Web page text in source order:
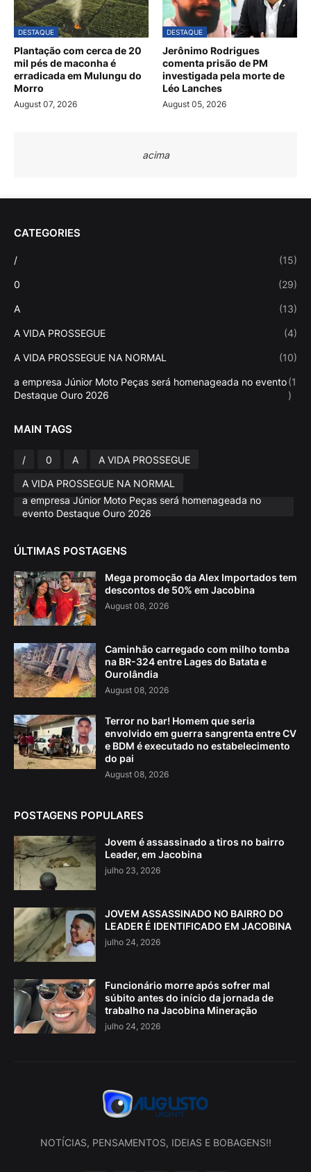
DESTAQUE
Plantação com cerca de 20
mil pés de maconha é
erradicada em Mulungu do
Morro
August 07, 2026
DESTAQUE
Jerônimo Rodrigues
comenta prisão de PM
investigada pela morte de
Léo Lanches
August 05, 2026
acima
CATEGORIES
/ (15)
0 (29)
A (13)
A VIDA PROSSEGUE (4)
A VIDA PROSSEGUE NA NORMAL (10)
a empresa Júnior Moto Peças será homenageada no evento
Destaque Ouro 2026
(1
)
MAIN TAGS
/ 0 A
A VIDA PROSSEGUE
A VIDA PROSSEGUE NA NORMAL
a empresa Júnior Moto Peças será homenageada no
evento Destaque Ouro 2026
ÚLTIMAS POSTAGENS
Mega promoção da Alex Importados tem
descontos de 50% em Jacobina
August 08, 2026
Caminhão carregado com milho tomba
na BR-324 entre Lages do Batata e
Ourolândia
August 08, 2026
Terror no bar! Homem que seria
envolvido em guerra sangrenta entre CV
e BDM é executado no estabelecimento
do pai
August 08, 2026
POSTAGENS POPULARES
Jovem é assassinado a tiros no bairro
Leader, em Jacobina
julho 23, 2026
JOVEM ASSASSINADO NO BAIRRO DO
LEADER É IDENTIFICADO EM JACOBINA
julho 24, 2026
Funcionário morre após sofrer mal
súbito antes do início da jornada de
trabalho na Jacobina Mineração
julho 24, 2026
NOTÍCIAS, PENSAMENTOS, IDEIAS E BOBAGENS!!